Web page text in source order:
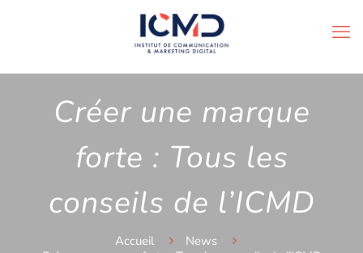
Créer une marque
forte : Tous les
conseils de l’ICMD
Accueil
News